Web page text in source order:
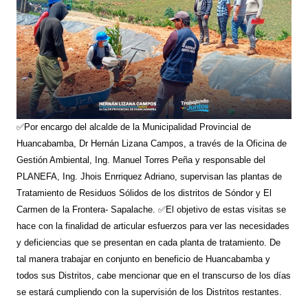
✅Por encargo del alcalde de la Municipalidad Provincial de
Huancabamba, Dr Hernán Lizana Campos, a través de la Oficina de
Gestión Ambiental, Ing. Manuel Torres Peña y responsable del
PLANEFA, Ing. Jhois Enrriquez Adriano, supervisan las plantas de
Tratamiento de Residuos Sólidos de los distritos de Sóndor y El
Carmen de la Frontera- Sapalache. ✅El objetivo de estas visitas se
hace con la finalidad de articular esfuerzos para ver las necesidades
y deficiencias que se presentan en cada planta de tratamiento. De
tal manera trabajar en conjunto en beneficio de Huancabamba y
todos sus Distritos, cabe mencionar que en el transcurso de los días
se estará cumpliendo con la supervisión de los Distritos restantes.